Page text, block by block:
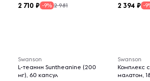
2 710 -9% 2 981 2 394 -
Swanson
L-теанин Suntheanine (200
мг), 60 капсул
Swanson
Комплекс
малатом,